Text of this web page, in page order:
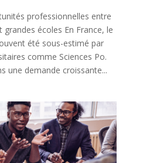
professionnelles entre
écoles En France, le
été sous-estimé par
comme Sciences Po.
une demande croissante...